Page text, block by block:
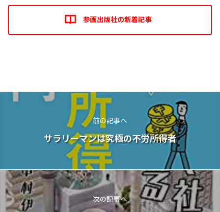
参画出版社の新着記事
前の記事へ
サラリーマンは究極の不労所得者
次の記事へ